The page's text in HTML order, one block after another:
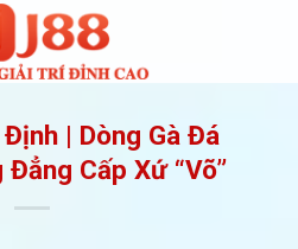
| Dòng Gà Đá
Cấp Xứ “Võ”